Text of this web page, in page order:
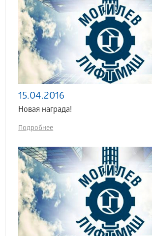
15.04.2016
Новая награда!
Подробнее